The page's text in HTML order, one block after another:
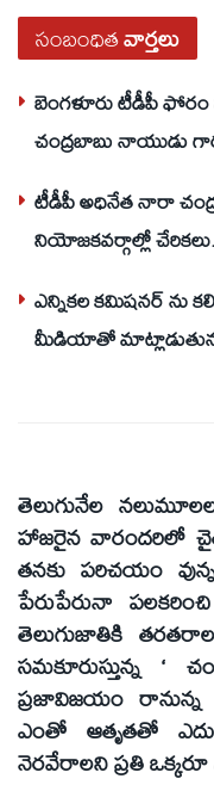
సంబంధితవార్తలు
బెంగళూరు టీడీపీ
చంద్రబాబు నాయుడు
టీడీపీ అధినేత నారా
నియోజకవర్గాల్లో చేరికలు.
ఎన్నికల కమిషనర్ ను
మీడియాతో
తెలుగునేల
హాజరైన వారందరిలో
తనకు పరిచయం
పేరుపేరునా
తెలుగుజాతికి
సమకూరుస్తున్న ‘
ప్రజావిజయం రానున్న
ఎంతో ఆతృతతో
నెరవేరాలని ప్రతి